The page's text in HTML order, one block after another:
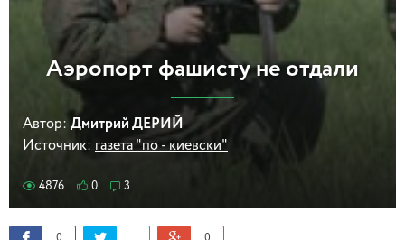
Аэропорт фашисту не отдали
Автор: Дмитрий ДЕРИЙ
Источник: газета "по - киевски"
4876 0 3